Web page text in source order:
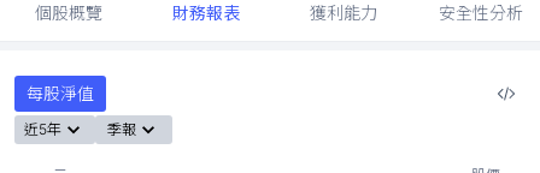
個股概覽 財務報表 獲利能力 安全性分析
每股淨值
近5年 季報